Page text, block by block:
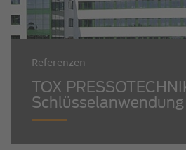
Referenzen
TOX
Schlüsselanwendung